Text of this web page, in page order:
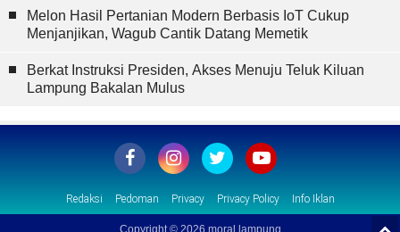
Melon Hasil Pertanian Modern Berbasis IoT Cukup
Menjanjikan, Wagub Cantik Datang Memetik
Berkat Instruksi Presiden, Akses Menuju Teluk Kiluan
Lampung Bakalan Mulus
Redaksi Pedoman Privacy Privacy Policy Info Iklan